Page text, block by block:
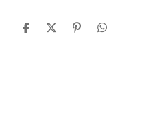
D
n
D
P
e
D
n